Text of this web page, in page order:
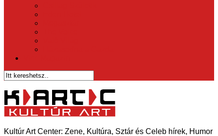
Kultúr Art Center: Zene, Kultúra, Sztár és Celeb hírek, Humor